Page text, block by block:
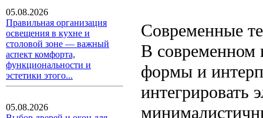
05.08.2026
Правильная организация
освещения в кухне и
столовой зоне — важный
аспект комфорта,
функциональности и
эстетики этого...
05.08.2026
Современные
В современном
формы и
интегрировать